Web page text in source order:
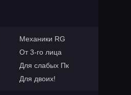
Механики RG
От 3-го лица
Для слабых Пк
Для двоих!